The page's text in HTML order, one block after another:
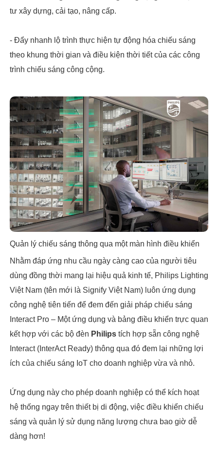
tư xây dựng, cải tạo, nâng cấp.
- Đẩy nhanh lộ trình thực hiện tự động hóa chiếu sáng
theo khung thời gian và điều kiện thời tiết của các công
trình chiếu sáng công cộng.
Quản lý chiếu sáng thông qua một màn hình điều khiển
Nhằm đáp ứng nhu cầu ngày càng cao của người tiêu
dùng đồng thời mang lại hiệu quả kinh tế, Philips Lighting
Việt Nam (tên mới là Signify Việt Nam) luôn ứng dụng
công nghệ tiên tiến để đem đến giải pháp chiếu sáng
Interact Pro – Một ứng dụng và bảng điều khiển trực quan
kết hợp với các bộ đèn Philips tích hợp sẵn công nghệ
Interact (InterAct Ready) thông qua đó đem lại những lợi
ích của chiếu sáng IoT cho doanh nghiệp vừa và nhỏ.
Ứng dụng này cho phép doanh nghiệp có thể kích hoạt
hệ thống ngay trên thiết bị di động, việc điều khiển chiếu
sáng và quản lý sử dụng năng lượng chưa bao giờ dễ
dàng hơn!